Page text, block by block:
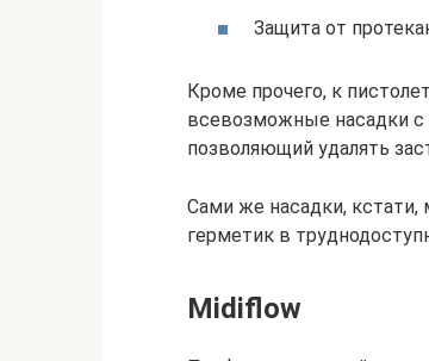
Защита от
Кроме прочего, к
всевозможные насадки с
позволяющий удалять
Сами же насадки,
герметик в
Midiflow